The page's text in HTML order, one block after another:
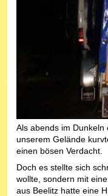
Als abends im
unserem Gelände
einen bösen Verdacht.
Doch es stellte sich
wollte, sondern mit
aus Beelitz hatte eine